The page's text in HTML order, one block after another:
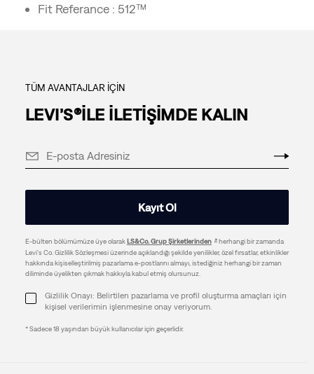
Fit Referance : 512™
TÜM AVANTAJLAR İÇİN
LEVI’S®İLE İLETİŞİMDE KALIN
Kayıt Ol
E-bülten bölümümüze üye olarakLS&Co. Grup Şirketlerinden
herhangi bir zamanda
Levi's Co. Gizlilik Sözleşmesi üzerinde açıklandığı şekilde yenilikler, özel fırsatlar, etkinlikler
hakkında kişiselleştirilmiş pazarlama e-postlarını almayı, istediğiniz herhangi bir zaman
diliminde üyelikten çıkmak hakkıyla kabul etmiş olursunuz.
Gizlilik Onayı: Belirtilen pazarlama ve profil oluşturma amaçları için
kişisel verilerimin işlenmesine onay veriyorum.
* Sadece 18 yaşından büyük kullanıcılar için geçerlidir.